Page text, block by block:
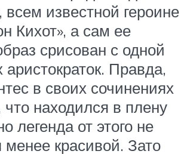
известной героине
Кихот», а сам ее
срисован с одной
Правда,
в своих сочинениях
находился в плену
легенда от этого не
менее красивой. Зато